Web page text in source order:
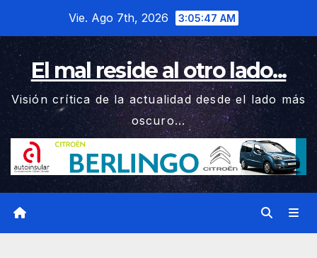
contenido
Vie. Ago 7th, 2026 3:05:48 AM
El mal reside al otro lado...
Visión crítica de la actualidad desde el lado más
oscuro...